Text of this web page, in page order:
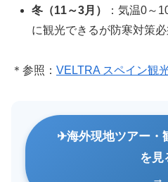
冬（11～3月）
：気温0～
に観光できるが防寒対策
＊参照： VELTRA スペイン観
海外現地ツアー・
を見